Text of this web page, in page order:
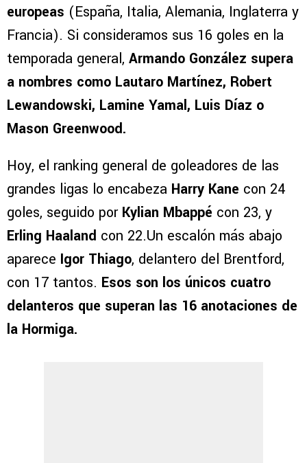
europeas (España, Italia, Alemania, Inglaterra y
Francia). Si consideramos sus 16 goles en la
temporada general, Armando González supera
a nombres como Lautaro Martínez, Robert
Lewandowski, Lamine Yamal, Luis Díaz o
Mason Greenwood.
Hoy, el ranking general de goleadores de las
grandes ligas lo encabeza Harry Kane con 24
goles, seguido por Kylian Mbappé con 23, y
Erling Haaland con 22.Un escalón más abajo
aparece Igor Thiago, delantero del Brentford,
con 17 tantos. Esos son los únicos cuatro
delanteros que superan las 16 anotaciones de
la Hormiga.